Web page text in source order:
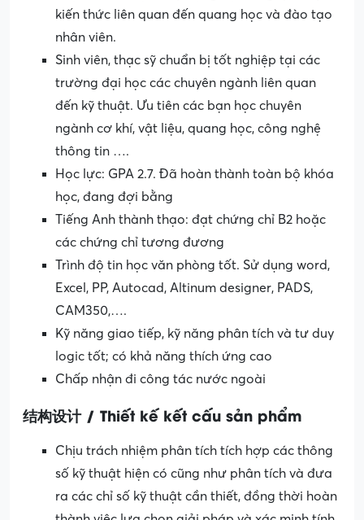
kiến ​​thức liên quan đến quang học và đào tạo
nhân viên.
Sinh viên, thạc sỹ chuẩn bị tốt nghiệp tại các
trường đại học các chuyên ngành liên quan
đến kỹ thuật. Ưu tiên các bạn học chuyên
ngành cơ khí, vật liệu, quang học, công nghệ
thông tin ….
Học lực: GPA 2.7. Đã hoàn thành toàn bộ khóa
học, đang đợi bằng
Tiếng Anh thành thạo: đạt chứng chỉ B2 hoặc
các chứng chỉ tương đương
Trình độ tin học văn phòng tốt. Sử dụng word,
Excel, PP, Autocad, Altinum designer, PADS,
CAM350,….
Kỹ năng giao tiếp, kỹ năng phân tích và tư duy
logic tốt; có khả năng thích ứng cao
Chấp nhận đi công tác nước ngoài
结构设计 / Thiết kế kết cấu sản phẩm
Chịu trách nhiệm phân tích tích hợp các thông
số kỹ thuật hiện có cũng như phân tích và đưa
ra các chỉ số kỹ thuật cần thiết, đồng thời hoàn